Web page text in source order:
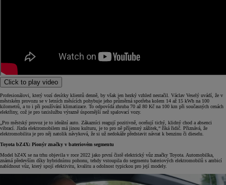
Click to play video
Profesionálovi, který vozí desítky klientů denně, by však jen hezký vzhled nestačil. Václav Veselý uvádí, že v
městském provozu se v letních měsících pohybuje jeho průměrná spotřeba kolem 14 až 15 kWh na 100
kilometrů, a to i při používání klimatizace. To odpovídá zhruba 70 až 80 Kč na 100 km při současných cenách
elektřiny, což je pro taxislužbu výrazně úspornější než spalovací vozy.
„Pro městský provoz je to ideální auto. Zákazníci reagují pozitivně, oceňují tichý, klidný chod a absenci
vibrací. Jízda elektromobilem má jinou kulturu, je to pro ně příjemný zážitek,“ říká řidič. Přiznává, že
elektromobilita je pro něj natolik návyková, že si už nedokáže představit návrat k benzinu či dieselu.
Toyota bZ4X: Pionýr značky v bateriovém segmentu
Model bZ4X se na trhu objevila v roce 2022 jako první čistě elektrický vůz značky Toyota. Automobilka,
známá především díky hybridnímu pohonu, tehdy vstoupila do segmentu bateriových elektromobilů s ambicí
nabídnout vůz, který spojí efektivitu, kvalitu a odolnost typickou pro její modely.